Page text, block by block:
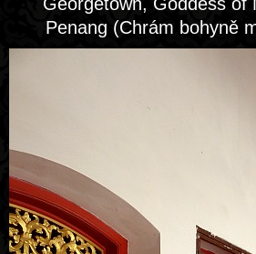
Penang (Chrám bohyně